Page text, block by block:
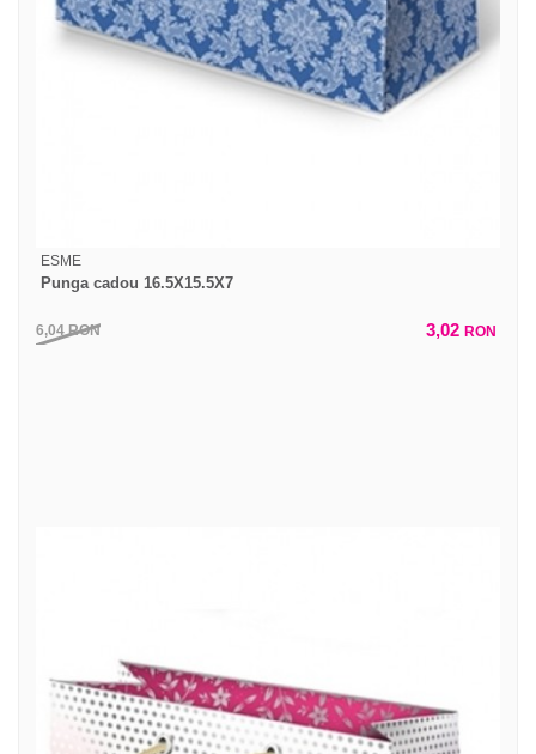
ESME
Punga cadou 16.5X15.5X7
6,04RON 3,02 RON